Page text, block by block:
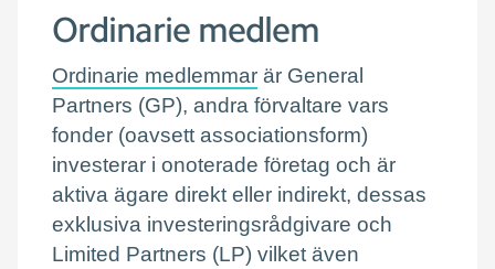
Ordinarie medlem
Ordinarie medlemmar är General
Partners (GP), andra förvaltare vars
fonder (oavsett associationsform)
investerar i onoterade företag och är
aktiva ägare direkt eller indirekt, dessas
exklusiva investeringsrådgivare och
Limited Partners (LP) vilket även